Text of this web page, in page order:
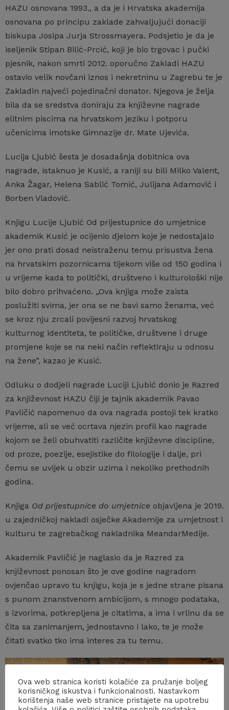
HAZU osnovana 1993., a da je i Hrvatska akademija
osnovana po principu zaklade zahvaljujući donaciji
biskupa Josipa Jurja Strossmayera. Podsjetio je da je
iseljenik Stipan Bilić-Prcić, koji je bio trgovac i pučki
pjesnik, nakon smrti 2012. oporučno Zakladi HAZU
ostavio velik novčani iznos i nekretninu u Zagrebu te je
Zakladin najveći pojedinačni donator. Njegova je želja
bila da se sredstva doniraju za književne nagrade
elitnim piscima na hrvatskom jeziku i potporu
učenicima imotske Gimnazije dr. Mate Ujevića.
Lucija Ljubić šesta je dosadašnja dobitnica ova
nagrade, istaknuo je Kusić, a raniji su bili Milko Valent,
Anka Žagar, Helena Sablić Tomić, Julijana Adamović i
Borben Vladović.
Knjigu Lucije Ljubić Od prijestupnice do umjetnice
akademik Kusić je ocijenio djelom koje je nedostajalo
jer ono prati dosad neistraženu temu prisustva žena
na hrvatskim pozornicama tijekom više od 150 godina i
u vrijeme kada to politički, društveno i kulturološki nije
bilo dobro prihvaćeno. „Ova knjiga može zaista
poslužiti svima, jer ona se ne bavi samo ženama, već
se kroz nju zrcali povijesni razvoj hrvatskog
kulturnog identiteta, te političke, društvene i druge
promjene koje se na neki način reflektiraju u odnosu
na žene”, kazao je Kusić.
Odluku o dodjeli nagrade Luciji Ljubić donio je Razred
za književnost HAZU čiji je tajnik akademik Pavao
Pavličić napomenuo da ova nagrada postoji tek kratko
vrijeme, ali se već ocrtava njezin profil kao nagrade
kojom se želi obuhvatiti različite književne discipline,
od proze, poezije, esejistike do filologije i dalje, pri
čemu se uvijek u obzir uzima i nekoliko prethodnih
godina.
Knjiga Od prijestupnice do umjetnice objavljena je 2019.
u zajedničkoj nakladi osječke Akademije za umjetnost i
kulturu te zagrebačkog nakladnika MeandarMedije.
Akademik Pavličić je naglasio da je Razred za
književnost ponosan što je ove godine nagradom
ovjenčao upravo tu knjigu, koja je s jedne strane pisana
s punom znanstvenom ambicijom, s mnogo podataka,
s izvorima, potkrepljena je citatima, a ima i vrlinu da se
čita sa zanimanjem, jednostavno i lako, te je može
čitati svatko tko ima interes za tu temu.
Ova web stranica koristi kolačiće za pružanje boljeg
korisničkog iskustva i funkcionalnosti. Nastavkom
korištenja naše web stranice pristajete na upotrebu